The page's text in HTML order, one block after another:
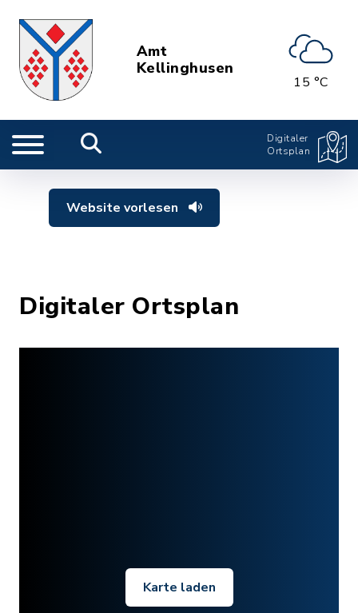
Amt
Kellinghusen
15 °C
Digitaler
Ortsplan
Website vorlesen
Digitaler Ortsplan
Karte laden